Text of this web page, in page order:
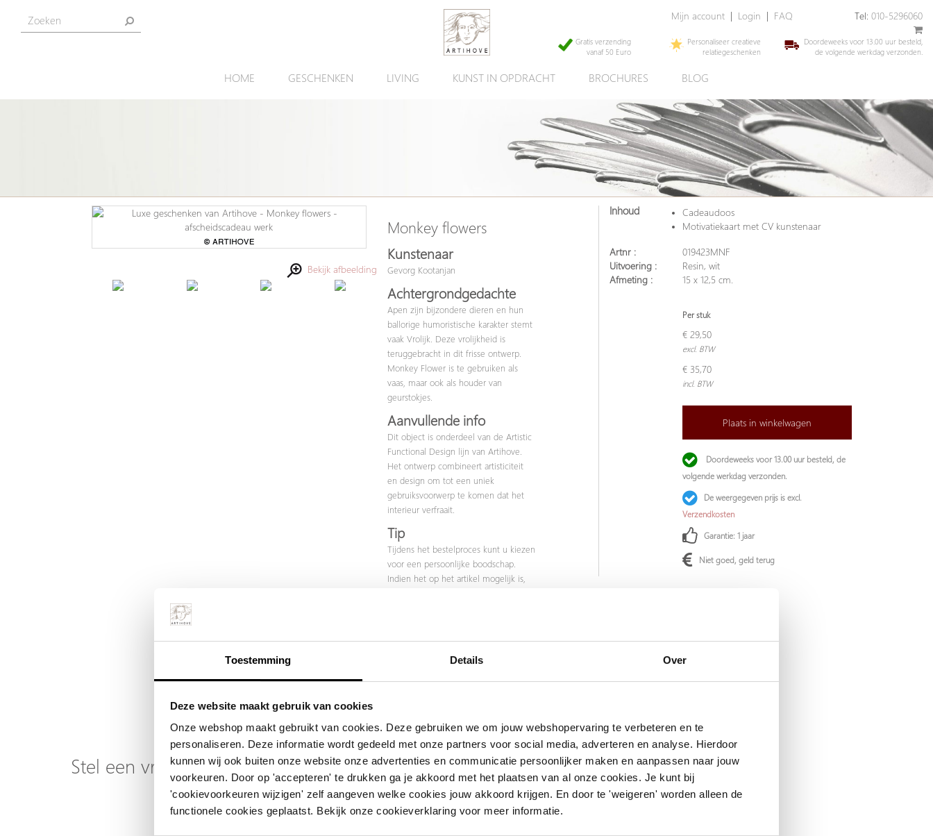
Toestemming Details Over
Deze website maakt gebruik van cookies
Onze webshop maakt gebruikt van cookies. Deze gebruiken we om jouw webshopervaring te verbeteren en te
personaliseren. Deze informatie wordt gedeeld met onze partners voor social media, adverteren en analyse. Hierdoor
kunnen wij ook buiten onze website onze advertenties en communicatie persoonlijker maken en aanpassen naar jouw
voorkeuren. Door op 'accepteren' te drukken ga je akkoord met het plaatsen van al onze cookies. Je kunt bij
'cookievoorkeuren wijzigen' zelf aangeven welke cookies jouw akkoord krijgen. En door te 'weigeren' worden alleen de
functionele cookies geplaatst. Bekijk onze cookieverklaring voor meer informatie.
Mijn account Login FAQ Tel: 010-5296060
Gratis verzending
vanaf 50 Euro
Personaliseer creatieve
relatiegeschenken
Doordeweeks voor 13.00 uur besteld,
de volgende werkdag verzonden.
HOME GESCHENKEN LIVING KUNST IN OPDRACHT BROCHURES BLOG
Bekijk afbeelding
Monkey flowers
Kunstenaar
Gevorg Kootanjan
Achtergrondgedachte
Apen zijn bijzondere dieren en hun
ballorige humoristische karakter stemt
vaak Vrolijk. Deze vrolijkheid is
teruggebracht in dit frisse ontwerp.
Monkey Flower is te gebruiken als
vaas, maar ook als houder van
geurstokjes.
Aanvullende info
Dit object is onderdeel van de Artistic
Functional Design lijn van Artihove.
Het ontwerp combineert artisticiteit
en design om tot een uniek
gebruiksvoorwerp te komen dat het
interieur verfraait.
Tip
Tijdens het bestelproces kunt u kiezen
voor een persoonlijke boodschap.
Indien het op het artikel mogelijk is,
Inhoud
Cadeaudoos
Motivatiekaart met CV kunstenaar
Artnr :
019423MNF
Uitvoering :
Resin, wit
Afmeting :
15 x 12,5 cm.
Per stuk
€ 29,50
excl. BTW
€ 35,70
incl. BTW
Plaats in winkelwagen
Doordeweeks voor 13.00 uur besteld, de
volgende werkdag verzonden.
De weergegeven prijs is excl.
Verzendkosten
Garantie: 1 jaar
Niet goed, geld terug
Stel een vraag over dit product
Uw naam